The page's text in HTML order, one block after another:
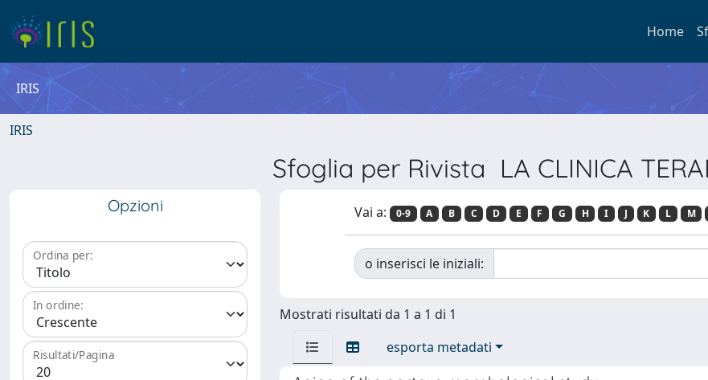
Home
IRIS
IRIS
Sfoglia per Rivista LA CLINICA
Opzioni
Ordina per:
In ordine:
Risultati/Pagina
Vai a: 0-9 A B C D E F G H I J K L M
o inserisci le iniziali:
Mostrati risultati da 1 a 1 di 1
esporta metadati